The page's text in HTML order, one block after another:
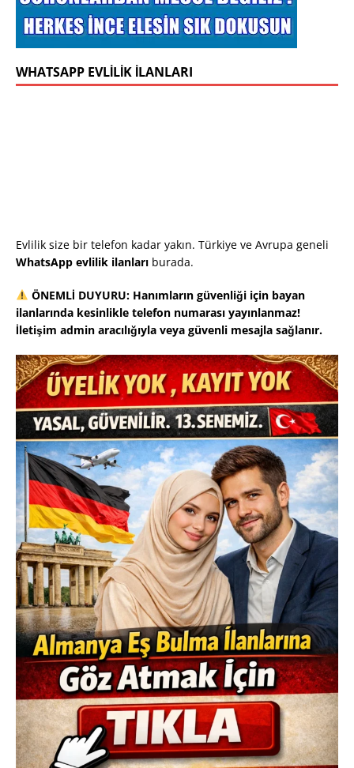
WHATSAPP EVLILIK İLANLARI
Evlilik size bir telefon kadar yakın. Türkiye ve Avrupa geneli
WhatsApp evlilik ilanları burada.
ÖNEMLİ DUYURU: Hanımların güvenliği için bayan
ilanlarında kesinlikle telefon numarası yayınlanmaz!
İletişim admin aracılığıyla veya güvenli mesajla sağlanır.